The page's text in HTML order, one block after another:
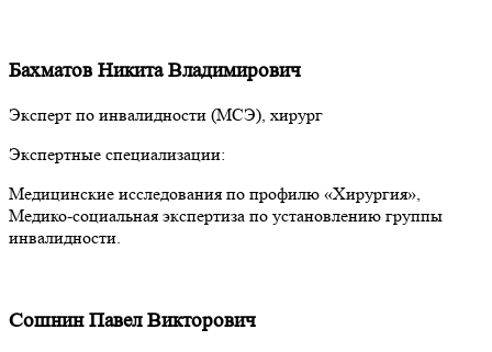
Бахматов Никита Владимирович
Эксперт по инвалидности (МСЭ), хирург
Экспертные специализации:
Медицинские исследования по профилю «Хирургия»,
Медико-социальная экспертиза по установлению группы
инвалидности.
Сошнин Павел Викторович